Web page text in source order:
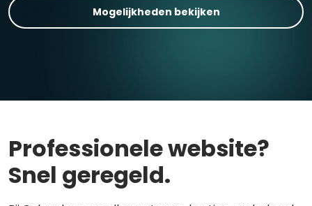
Mogelijkheden bekijken
Professionele website?
Snel geregeld.